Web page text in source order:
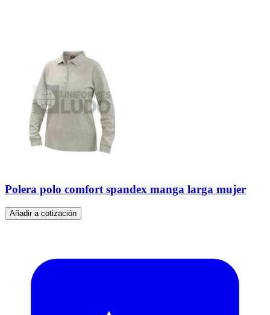
Polera polo comfort spandex manga larga mujer
Añadir a cotización